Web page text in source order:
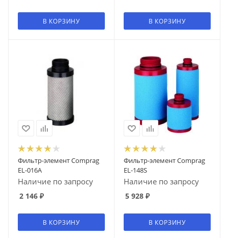
В КОРЗИНУ В КОРЗИНУ
Фильтр-элемент Comprag
EL-016A
Наличие по запросу
2 146 ₽
В КОРЗИНУ
Фильтр-элемент Comprag
EL-148S
Наличие по запросу
5 928 ₽
В КОРЗИНУ